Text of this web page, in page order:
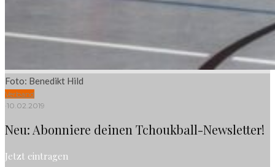
Foto: Benedikt Hild
Verband
·10.02.2019
Neu: Abonniere deinen Tchoukball-Newsletter!
Jetzt eintragen